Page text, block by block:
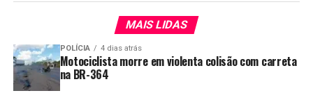
MAIS LIDAS
POLÍCIA 4 dias atrás
Motociclista morre em violenta colisão com carreta
na BR-364